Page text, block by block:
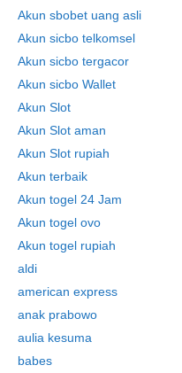
Akun sbobet uang asli
Akun sicbo telkomsel
Akun sicbo tergacor
Akun sicbo Wallet
Akun Slot
Akun Slot aman
Akun Slot rupiah
Akun terbaik
Akun togel 24 Jam
Akun togel ovo
Akun togel rupiah
aldi
american express
anak prabowo
aulia kesuma
babes